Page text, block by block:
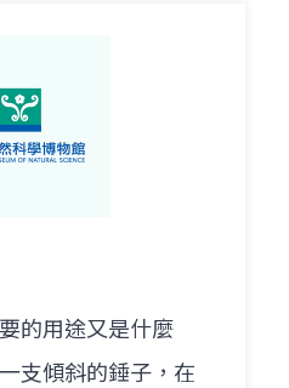
的用途又是什麼
支傾斜的錘子，在